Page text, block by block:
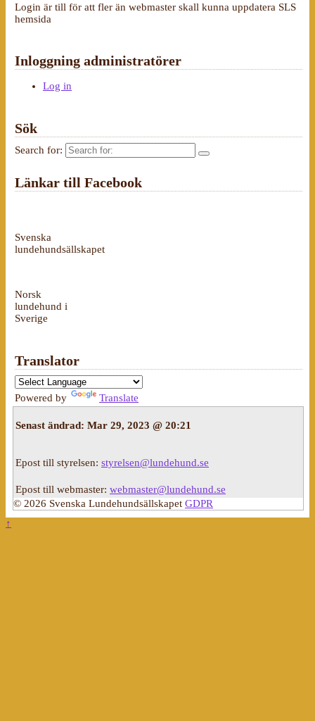
Login är till för att fler än webmaster skall kunna uppdatera SLS
hemsida
Inloggning administratörer
Log in
Sök
Search for:
Länkar till Facebook
Svenska
lundehundsällskapet
Norsk
lundehund i
Sverige
Translator
Powered by Translate
Senast ändrad: Mar 29, 2023 @ 20:21
Epost till styrelsen: styrelsen@lundehund.se
Epost till webmaster: webmaster@lundehund.se
© 2026 Svenska Lundehundsällskapet GDPR
↑